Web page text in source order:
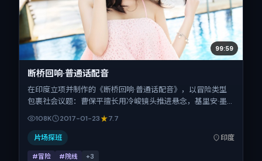
99:59
断桥回响·普通话配音
在印度立项并制作的《断桥回响·普通话配音》，以冒险类型
包裹社会议题：曹保平擅长用冷峻镜头推进悬念，基里安·墨
菲、桂纶镁、白百何、张译的对手戏为看点之一。上映时间：
2017-01-23；片长138分钟；适合关注现实质感与类型片结构
的观众。
108K 2017-01-23 7.7
片场探班 印度
#冒险 #院线 +3